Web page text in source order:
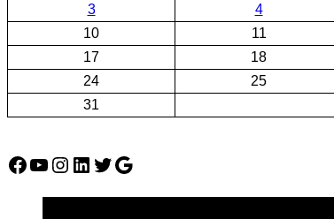
3
4
10
11
17
18
24
25
31
Facebook
YouTube
Instagram
LinkedIn
Twitter
Google